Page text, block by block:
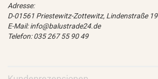
Adresse:
D-01561 Priestewitz-Zottewitz, Lindenstraße 19
E-Mail: info@balustrade24.de
Telefon: 035 267 55 90 49